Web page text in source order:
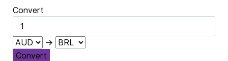
Convert
→
Convert